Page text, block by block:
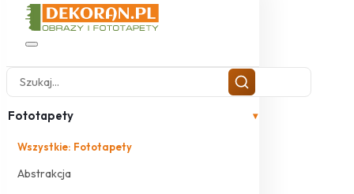
Fototapety ▾
Wszystkie: Fototapety
Abstrakcja